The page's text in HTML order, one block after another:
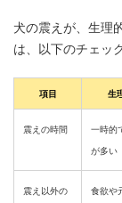
犬の震えが、生理
は、以下のチェッ
項目 生
震えの時間
一時的
が多い
震え以外の
食欲や